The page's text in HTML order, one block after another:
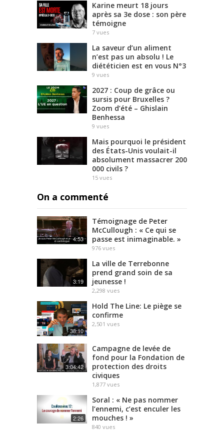
Karine meurt 18 jours
après sa 3e dose : son père
témoigne
7 vues
La saveur d’un aliment
n’est pas un absolu ! Le
diététicien est en vous N°3
9 vues
2027 : Coup de grâce ou
sursis pour Bruxelles ?
Zoom d’été – Ghislain
Benhessa
9 vues
Mais pourquoi le président
des États-Unis voulait-il
absolument massacrer 200
000 civils ?
15 vues
On a commenté
4:53
Témoignage de Peter
McCullough : « Ce qui se
passe est inimaginable. »
976 vues
3:19
La ville de Terrebonne
prend grand soin de sa
jeunesse !
2,298 vues
38:10
Hold The Line: Le piège se
confirme
2,501 vues
3:04:42
Campagne de levée de
fond pour la Fondation de
protection des droits
civiques
1,877 vues
2:26
Soral : « Ne pas nommer
l’ennemi, c’est enculer les
mouches ! »
840 vues